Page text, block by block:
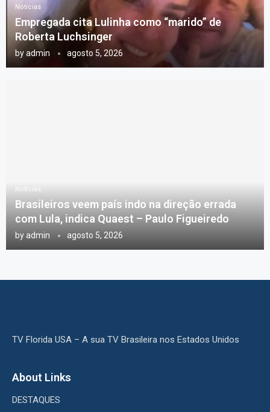
Notícias
Empregada cita Lulinha como “marido” de
Roberta Luchsinger
byadmin agosto 5, 2026
Notícias
Brasileiros veem país indo na direção errada
com Lula, indica Quaest – Paulo Figueiredo
by admin agosto 5, 2026
TV Florida USA – A sua TV Brasileira nos Estados Unidos
About Links
DESTAQUES